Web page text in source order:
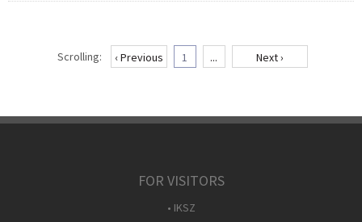
Scrolling: ‹ Previous 1 ... Next ›
FOR VISITORS
• IKSZ